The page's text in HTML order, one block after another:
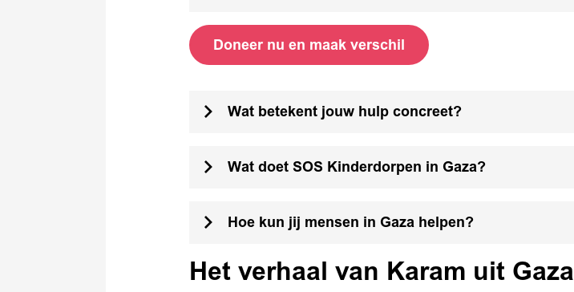
Doneer nu en maak verschil
Wat betekent jouw hulp concreet?
Wat doet SOS Kinderdorpen in Gaza?
Hoe kun jij mensen in Gaza helpen?
Het verhaal van Karam uit Gaza